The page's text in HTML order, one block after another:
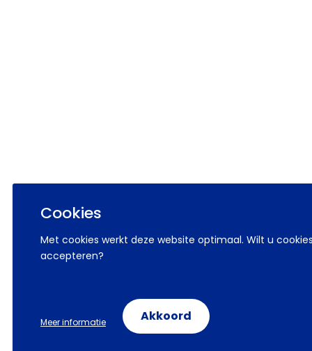
Cookies
Met cookies werkt deze website optimaal. Wilt u
accepteren?
Meer informatie Akkoord